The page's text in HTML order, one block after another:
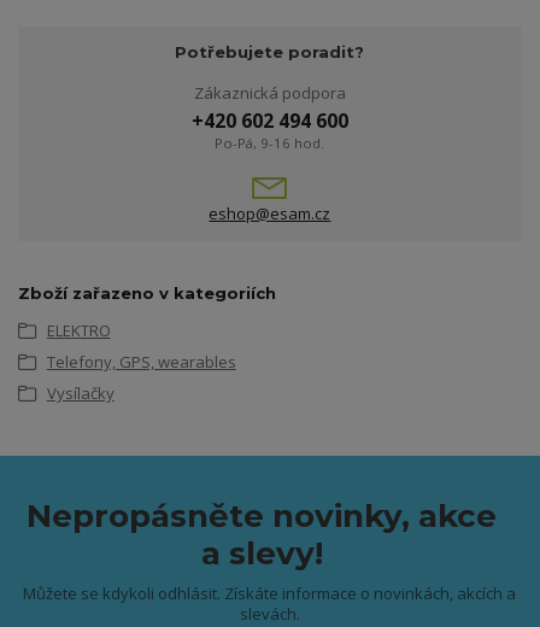
Potřebujete poradit?
Zákaznická podpora
+420 602 494 600
Po-Pá, 9-16 hod.
eshop@esam.cz
Zboží zařazeno v kategoriích
ELEKTRO
Telefony, GPS, wearables
Vysílačky
Nepropásněte novinky, akce
a slevy!
Můžete se kdykoli odhlásit. Získáte informace o novinkách, akcích a
slevách.